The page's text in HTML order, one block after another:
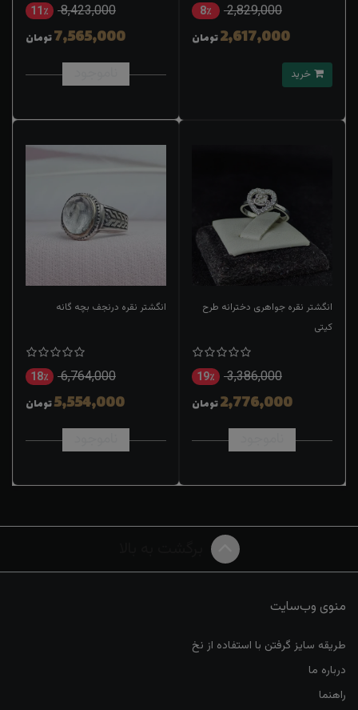
2,829,000 8٪
2,617,000تومان
8,423,000 11٪
7,565,000تومان
انگشتر نقره جواهری دخترانه طرح
کیتی
3,386,000 19٪
2,776,000تومان
انگشتر نقره درنجف بچه گانه
6,764,000 18٪
5,554,000تومان
منوی وب‌سایت
طریقه سایز گرفتن با استفاده از نخ
درباره ما
راهنما